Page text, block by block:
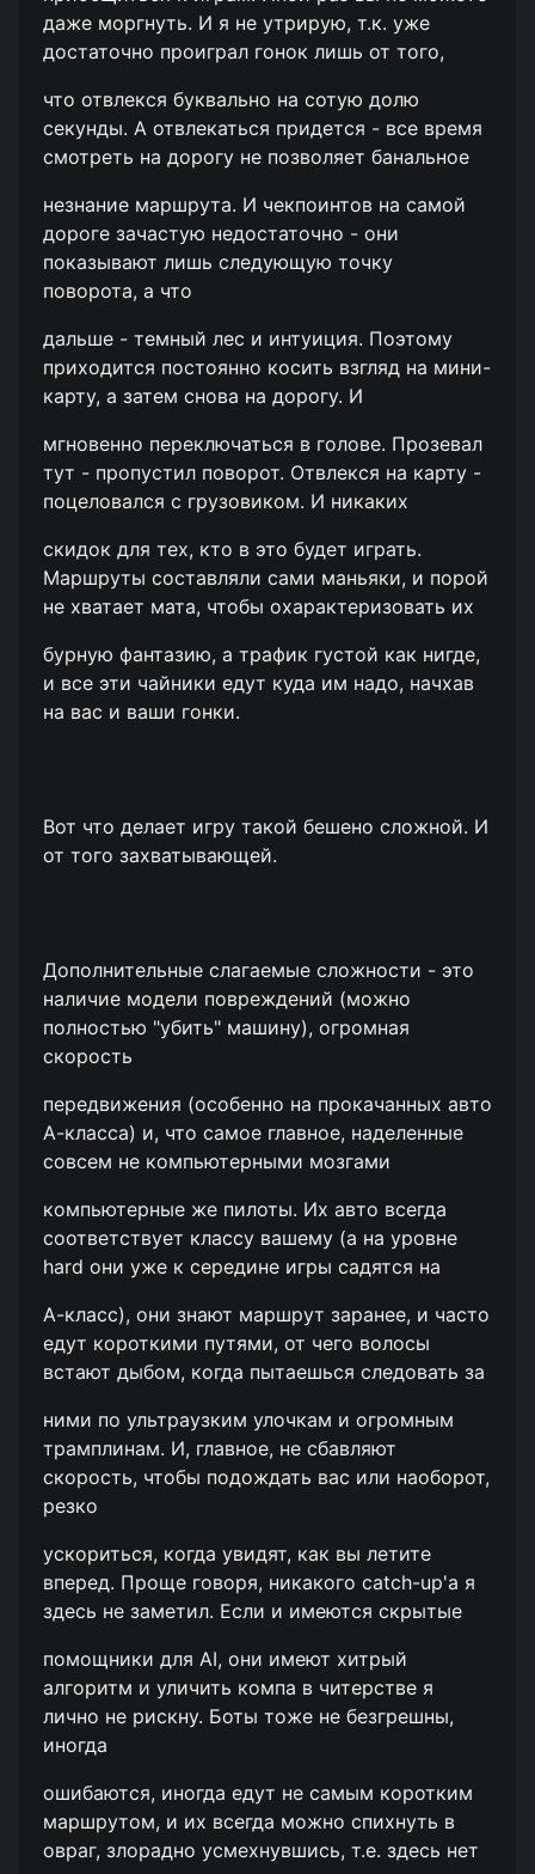
даже моргнуть. И я не утрирую, т.к. уже
достаточно проиграл гонок лишь от того,
что отвлекся буквально на сотую долю
секунды. А отвлекаться придется - все время
смотреть на дорогу не позволяет банальное
незнание маршрута. И чекпоинтов на самой
дороге зачастую недостаточно - они
показывают лишь следующую точку
поворота, а что
дальше - темный лес и интуиция. Поэтому
приходится постоянно косить взгляд на мини-
карту, а затем снова на дорогу. И
мгновенно переключаться в голове. Прозевал
тут - пропустил поворот. Отвлекся на карту -
поцеловался с грузовиком. И никаких
скидок для тех, кто в это будет играть.
Маршруты составляли сами маньяки, и порой
не хватает мата, чтобы охарактеризовать их
бурную фантазию, а трафик густой как нигде,
и все эти чайники едут куда им надо, начхав
на вас и ваши гонки.
Вот что делает игру такой бешено сложной. И
от того захватывающей.
Дополнительные слагаемые сложности - это
наличие модели повреждений (можно
полностью "убить" машину), огромная
скорость
передвижения (особенно на прокачанных авто
А-класса) и, что самое главное, наделенные
совсем не компьютерными мозгами
компьютерные же пилоты. Их авто всегда
соответствует классу вашему (а на уровне
hard они уже к середине игры садятся на
А-класс), они знают маршрут заранее, и часто
едут короткими путями, от чего волосы
встают дыбом, когда пытаешься следовать за
ними по ультраузким улочкам и огромным
трамплинам. И, главное, не сбавляют
скорость, чтобы подождать вас или наоборот,
резко
ускориться, когда увидят, как вы летите
вперед. Проще говоря, никакого catch-up'а я
здесь не заметил. Если и имеются скрытые
помощники для AI, они имеют хитрый
алгоритм и уличить компа в читерстве я
лично не рискну. Боты тоже не безгрешны,
иногда
ошибаются, иногда едут не самым коротким
маршрутом, и их всегда можно спихнуть в
овраг, злорадно усмехнувшись, т.е. здесь нет